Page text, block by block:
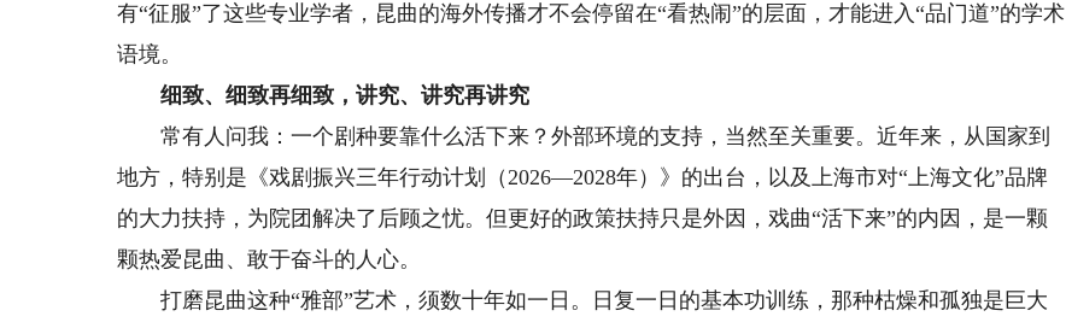
有“征服”了这些专业学者，昆曲的海外传播才不会停留在“看热闹”的层面，才能进入“品门道”的学术
语境。
细致、细致再细致，讲究、讲究再讲究
常有人问我：一个剧种要靠什么活下来？外部环境的支持，当然至关重要。近年来，从国家到
地方，特别是《戏剧振兴三年行动计划（2026—2028年）》的出台，以及上海市对“上海文化”品牌
的大力扶持，为院团解决了后顾之忧。但更好的政策扶持只是外因，戏曲“活下来”的内因，是一颗
颗热爱昆曲、敢于奋斗的人心。
打磨昆曲这种“雅部”艺术，须数十年如一日。日复一日的基本功训练，那种枯燥和孤独是巨大